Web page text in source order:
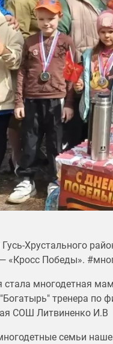
Гусь-Хрустального
«Кросс Победы».
стала многодетная
тренера по
СОШ Литвиненко И.В
семьи